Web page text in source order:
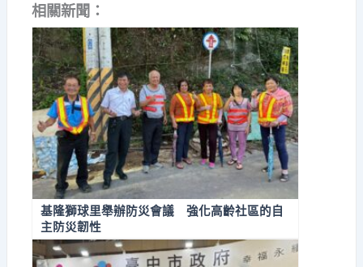
相關新聞：
基隆獅球里舉辦防災會議 強化高齡社區的自
主防災韌性